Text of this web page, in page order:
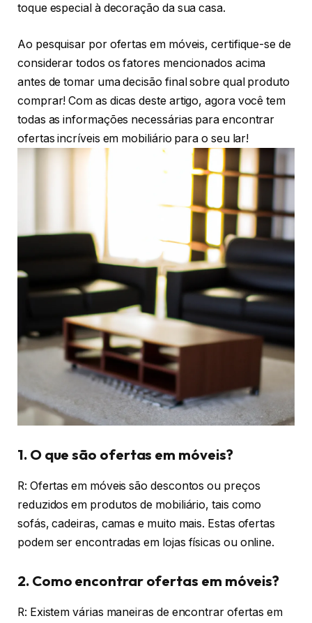
toque especial à decoração da sua casa.
Ao pesquisar por ofertas em móveis, certifique-se de
considerar todos os fatores mencionados acima
antes de tomar uma decisão final sobre qual produto
comprar! Com as dicas deste artigo, agora você tem
todas as informações necessárias para encontrar
ofertas incríveis em mobiliário para o seu lar!
1. O que são ofertas em móveis?
R: Ofertas em móveis são descontos ou preços
reduzidos em produtos de mobiliário, tais como
sofás, cadeiras, camas e muito mais. Estas ofertas
podem ser encontradas em lojas físicas ou online.
2. Como encontrar ofertas em móveis?
R: Existem várias maneiras de encontrar ofertas em